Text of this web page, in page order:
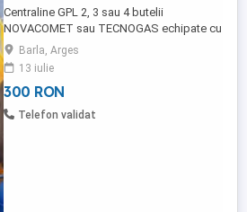
Centraline GPL 2, 3 sau 4 butelii
NOVACOMET sau TECNOGAS echipate cu
manometru, supapa de siguranta la
suprapresiune , suport de prindere pe
perete si robineti unisens ( circula gazul
dintr-o butelie in alta). Posibilitate de
conectare in serie cu alte centraline.
Barla, Arges
13 iulie
300 RON
Telefon validat